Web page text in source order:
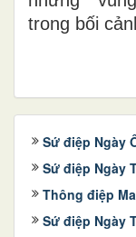
trong bối
Sứ điệp Ngày
Sứ điệp Ngày
Thông điệp
Sứ điệp Ngày